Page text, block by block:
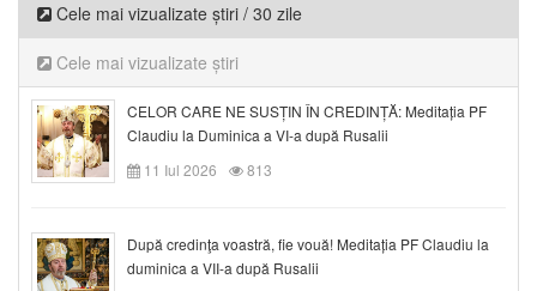
Cele mai vizualizate știri / 30 zile
Cele mai vizualizate știri
CELOR CARE NE SUSȚIN ÎN CREDINȚĂ: Meditația PF
Claudiu la Duminica a VI-a după Rusalii
11 Iul 2026
813
După credinţa voastră, fie vouă! Meditația PF Claudiu la
duminica a VII-a după Rusalii